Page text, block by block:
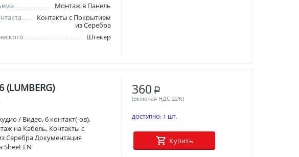
Монтаж в Панель
Контакты с Покрытием
из Серебра
Штекер
(LUMBERG)
/ Видео, 6 контакт(-ов),
на Кабель, Контакты с
Серебра Документация
Sheet EN
360 Р
(включая НДС 22%)
ДОСТУПНО: 1 ШТ.
Купить